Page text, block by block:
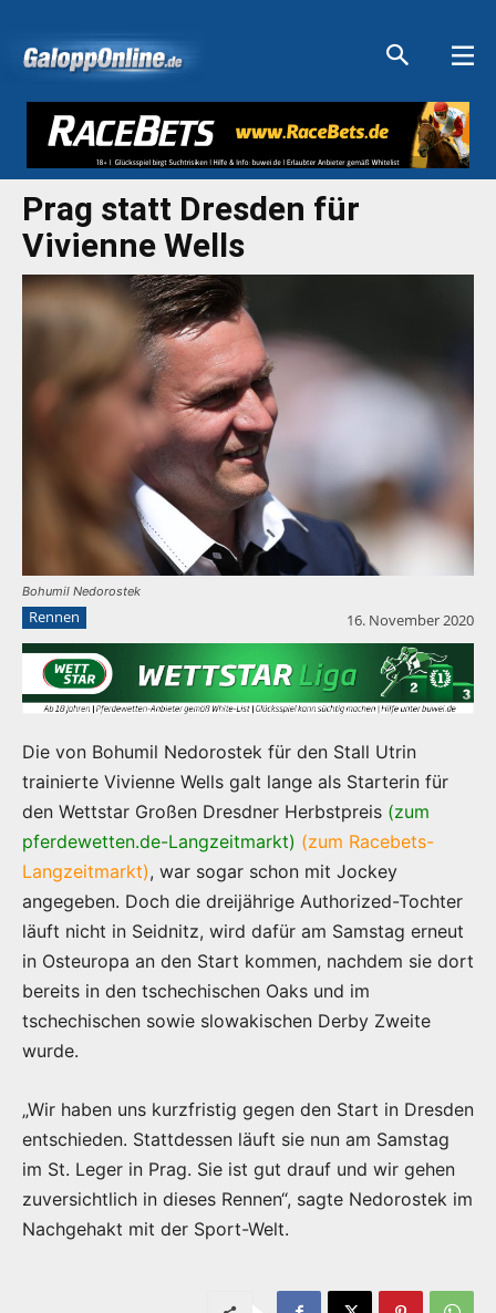
Prag statt Dresden für
Vivienne Wells
Bohumil Nedorostek
Rennen 16. November 2020
Die von Bohumil Nedorostek für den Stall Utrin
trainierte Vivienne Wells galt lange als Starterin für
den Wettstar Großen Dresdner Herbstpreis (zum
pferdewetten.de-Langzeitmarkt) (zum Racebets-
Langzeitmarkt), war sogar schon mit Jockey
angegeben. Doch die dreijährige Authorized-Tochter
läuft nicht in Seidnitz, wird dafür am Samstag erneut
in Osteuropa an den Start kommen, nachdem sie dort
bereits in den tschechischen Oaks und im
tschechischen sowie slowakischen Derby Zweite
wurde.
„Wir haben uns kurzfristig gegen den Start in Dresden
entschieden. Stattdessen läuft sie nun am Samstag
im St. Leger in Prag. Sie ist gut drauf und wir gehen
zuversichtlich in dieses Rennen“, sagte Nedorostek im
Nachgehakt mit der Sport-Welt.